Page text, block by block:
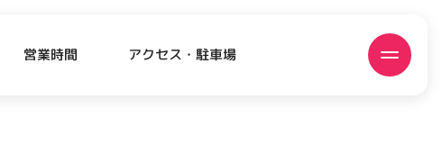
営業時間 アクセス・駐車場